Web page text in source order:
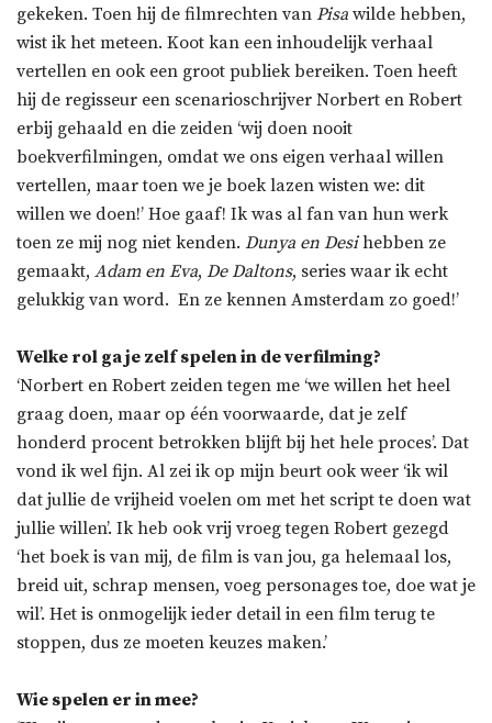
gekeken. Toen hij de filmrechten van Pisa wilde hebben,
wist ik het meteen. Koot kan een inhoudelijk verhaal
vertellen en ook een groot publiek bereiken. Toen heeft
hij de regisseur een scenarioschrijver Norbert en Robert
erbij gehaald en die zeiden ‘wij doen nooit
boekverfilmingen, omdat we ons eigen verhaal willen
vertellen, maar toen we je boek lazen wisten we: dit
willen we doen!’ Hoe gaaf! Ik was al fan van hun werk
toen ze mij nog niet kenden. Dunya en Desihebben ze
gemaakt, Adam en Eva, De Daltons, series waar ik echt
gelukkig van word. En ze kennen Amsterdam zo goed!’
Welke rol ga je zelf spelen in de verfilming?
‘Norbert en Robert zeiden tegen me ‘we willen het heel
graag doen, maar op één voorwaarde, dat je zelf
honderd procent betrokken blijft bij het hele proces’. Dat
vond ik wel fijn. Al zei ik op mijn beurt ook weer ‘ik wil
dat jullie de vrijheid voelen om met het script te doen wat
jullie willen’. Ik heb ook vrij vroeg tegen Robert gezegd
‘het boek is van mij, de film is van jou, ga helemaal los,
breid uit, schrap mensen, voeg personages toe, doe wat je
wil’. Het is onmogelijk ieder detail in een film terug te
stoppen, dus ze moeten keuzes maken.’
Wie spelen er in mee?